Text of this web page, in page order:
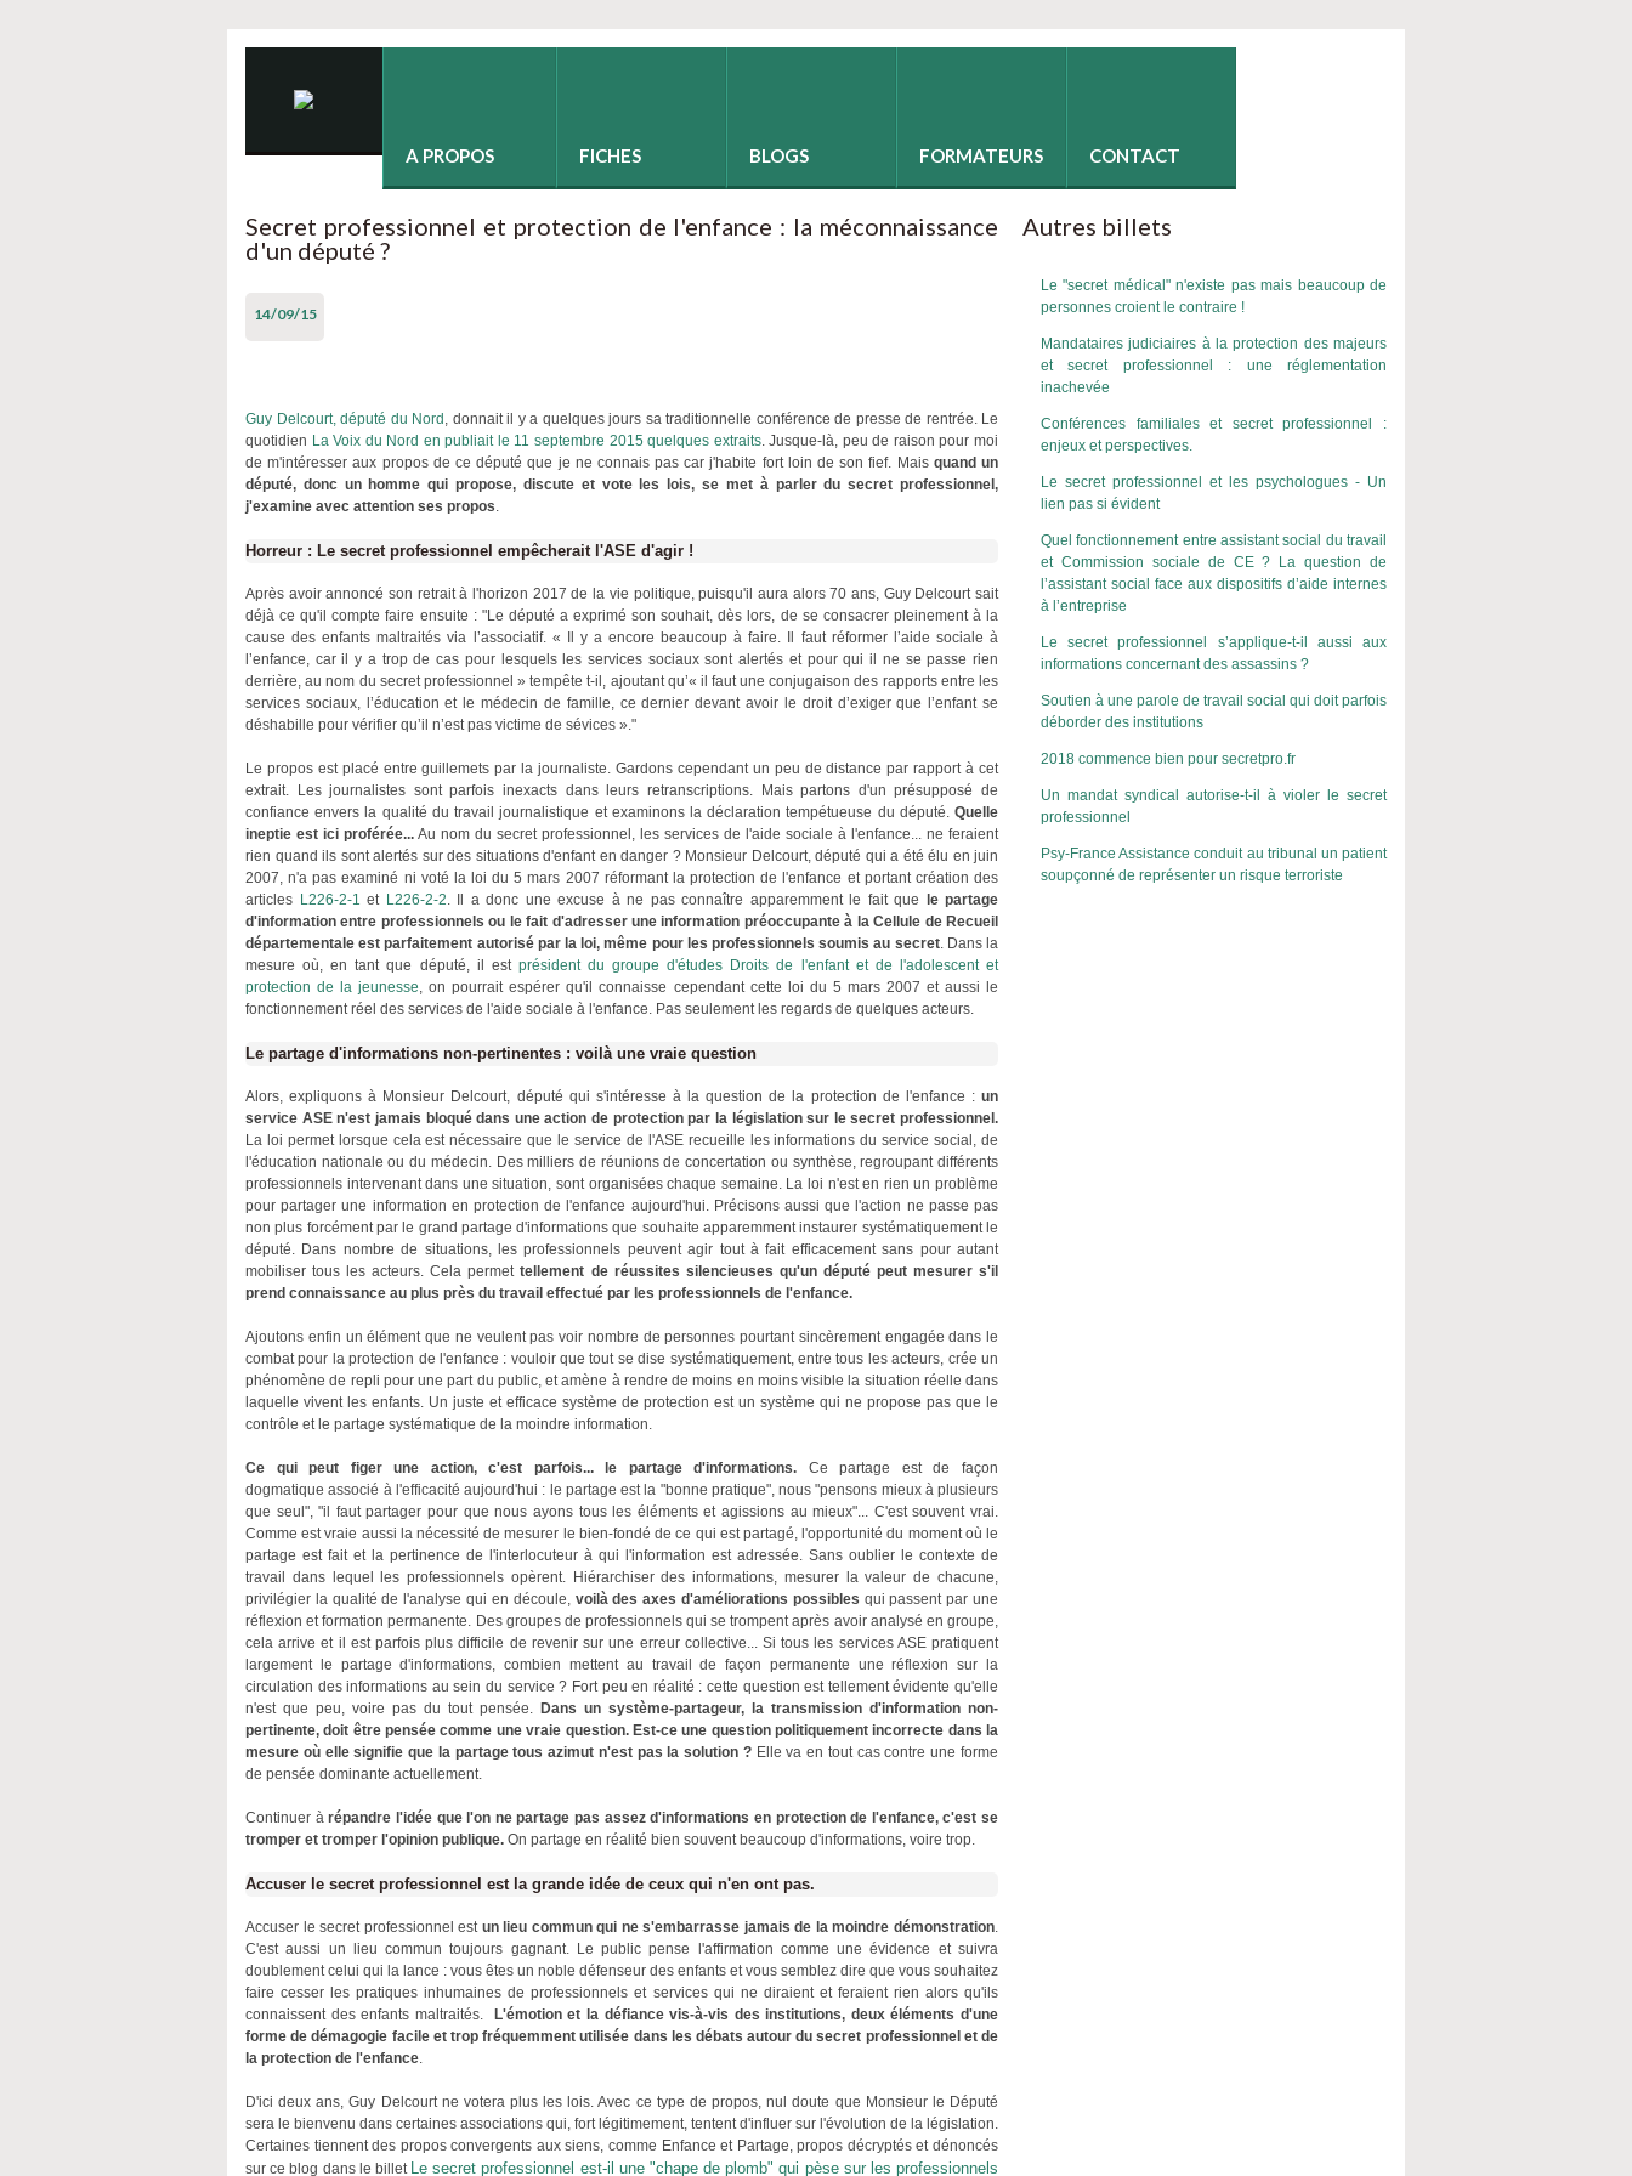
A PROPOS FICHES BLOGS FORMATEURS CONTACT
Secret professionnel et protection de l'enfance : la méconnaissance
d'un député ?
14/09/15
Guy Delcourt, député du Nord , donnait il y a quelques jours sa traditionnelle conférence de presse de rentrée. Le
quotidien La Voix du Nord en publiait le 11 septembre 2015 quelques extraits. Jusque-là, peu de raison pour moi
de m'intéresser aux propos de ce député que je ne connais pas car j'habite fort loin de son fief. Mais quand un
député, donc un homme qui propose, discute et vote les lois, se met à parler du secret professionnel,
j'examine avec attention ses propos.
Horreur : Le secret professionnel empêcherait l'ASE d'agir !
Après avoir annoncé son retrait à l'horizon 2017 de la vie politique, puisqu'il aura alors 70 ans, Guy Delcourt sait
déjà ce qu'il compte faire ensuite : "Le député a exprimé son souhait, dès lors, de se consacrer pleinement à la
cause des enfants maltraités via l’associatif. « Il y a encore beaucoup à faire. Il faut réformer l’aide sociale à
l’enfance, car il y a trop de cas pour lesquels les services sociaux sont alertés et pour qui il ne se passe rien
derrière, au nom du secret professionnel » tempête t-il, ajoutant qu’« il faut une conjugaison des rapports entre les
services sociaux, l’éducation et le médecin de famille, ce dernier devant avoir le droit d’exiger que l’enfant se
déshabille pour vérifier qu’il n’est pas victime de sévices »."
Le propos est placé entre guillemets par la journaliste. Gardons cependant un peu de distance par rapport à cet
extrait. Les journalistes sont parfois inexacts dans leurs retranscriptions. Mais partons d'un présupposé de
confiance envers la qualité du travail journalistique et examinons la déclaration tempétueuse du député. Quelle
ineptie est ici proférée... Au nom du secret professionnel, les services de l'aide sociale à l'enfance... ne feraient
rien quand ils sont alertés sur des situations d'enfant en danger ? Monsieur Delcourt, député qui a été élu en juin
2007, n'a pas examiné ni voté la loi du 5 mars 2007 réformant la protection de l'enfance et portant création des
articles L226-2-1 et L226-2-2. Il a donc une excuse à ne pas connaître apparemment le fait que
le partage
d'information entre professionnels ou le fait d'adresser une information préoccupante à la Cellule de Recueil
départementale est parfaitement autorisé par la loi, même pour les professionnels soumis au secret. Dans la
mesure où, en tant que député, il est président du groupe d'études Droits de l'enfant et de l'adolescent et
protection de la jeunesse, on pourrait espérer qu'il connaisse cependant cette loi du 5 mars 2007 et aussi le
fonctionnement réel des services de l'aide sociale à l'enfance. Pas seulement les regards de quelques acteurs.
Le partage d'informations non-pertinentes : voilà une vraie question
Alors, expliquons à Monsieur Delcourt, député qui s'intéresse à la question de la protection de l'enfance : un
service ASE n'est jamais bloqué dans une action de protection par la législation sur le secret professionnel.
La loi permet lorsque cela est nécessaire que le service de l'ASE recueille les informations du service social, de
l'éducation nationale ou du médecin. Des milliers de réunions de concertation ou synthèse, regroupant différents
professionnels intervenant dans une situation, sont organisées chaque semaine. La loi n'est en rien un problème
pour partager une information en protection de l'enfance aujourd'hui. Précisons aussi que l'action ne passe pas
non plus forcément par le grand partage d'informations que souhaite apparemment instaurer systématiquement le
député. Dans nombre de situations, les professionnels peuvent agir tout à fait efficacement sans pour autant
mobiliser tous les acteurs. Cela permettellement de réussites silencieuses qu'un député peut mesurer s'il
prend connaissance au plus près du travail effectué par les professionnels de l'enfance.
Ajoutons enfin un élément que ne veulent pas voir nombre de personnes pourtant sincèrement engagée dans le
combat pour la protection de l'enfance : vouloir que tout se dise systématiquement, entre tous les acteurs, crée un
phénomène de repli pour une part du public, et amène à rendre de moins en moins visible la situation réelle dans
laquelle vivent les enfants. Un juste et efficace système de protection est un système qui ne propose pas que le
contrôle et le partage systématique de la moindre information.
Ce qui peut figer une action, c'est parfois... le partage d'informations. Ce partage est de façon
dogmatique associé à l'efficacité aujourd'hui : le partage est la "bonne pratique", nous "pensons mieux à plusieurs
que seul", "il faut partager pour que nous ayons tous les éléments et agissions au mieux"... C'est souvent vrai.
Comme est vraie aussi la nécessité de mesurer le bien-fondé de ce qui est partagé, l'opportunité du moment où le
partage est fait et la pertinence de l'interlocuteur à qui l'information est adressée. Sans oublier le contexte de
travail dans lequel les professionnels opèrent. Hiérarchiser des informations, mesurer la valeur de chacune,
privilégier la qualité de l'analyse qui en découle, voilà des axes d'améliorations possibles qui passent par une
réflexion et formation permanente. Des groupes de professionnels qui se trompent après avoir analysé en groupe,
cela arrive et il est parfois plus difficile de revenir sur une erreur collective... Si tous les services ASE pratiquent
largement le partage d'informations, combien mettent au travail de façon permanente une réflexion sur la
circulation des informations au sein du service ? Fort peu en réalité : cette question est tellement évidente qu'elle
n'est que peu, voire pas du tout pensée. Dans un système-partageur, la transmission d'information non-
pertinente, doit être pensée comme une vraie question. Est-ce une question politiquement incorrecte dans la
mesure où elle signifie que la partage tous azimut n'est pas la solution ?Elle va en tout cas contre une forme
de pensée dominante actuellement.
Continuer àrépandre l'idée que l'on ne partage pas assez d'informations en protection de l'enfance, c'est se
tromper et tromper l'opinion publique. On partage en réalité bien souvent beaucoup d'informations, voire trop.
Accuser le secret professionnel est la grande idée de ceux qui n'en ont pas.
Accuser le secret professionnel est un lieu commun qui ne s'embarrasse jamais de la moindre démonstration.
C'est aussi un lieu commun toujours gagnant. Le public pense l'affirmation comme une évidence et suivra
doublement celui qui la lance : vous êtes un noble défenseur des enfants et vous semblez dire que vous souhaitez
faire cesser les pratiques inhumaines de professionnels et services qui ne diraient et feraient rien alors qu'ils
connaissent des enfants maltraités.
L'émotion et la défiance vis-à-vis des institutions, deux éléments d'une
forme de démagogie facile et trop fréquemment utilisée dans les débats autour du secret professionnel et de
la protection de l'enfance.
D'ici deux ans, Guy Delcourt ne votera plus les lois. Avec ce type de propos, nul doute que Monsieur le Député
sera le bienvenu dans certaines associations qui, fort légitimement, tentent d'influer sur l'évolution de la législation.
Certaines tiennent des propos convergents aux siens, comme Enfance et Partage, propos décryptés et dénoncés
sur ce blog dans le billet Le secret professionnel est-il une "chape de plomb" qui pèse sur les professionnels
Autres billets
Le "secret médical" n'existe pas mais beaucoup de
personnes croient le contraire !
Mandataires judiciaires à la protection des majeurs
et secret professionnel : une réglementation
inachevée
Conférences familiales et secret professionnel :
enjeux et perspectives.
Le secret professionnel et les psychologues - Un
lien pas si évident
Quel fonctionnement entre assistant social du travail
et Commission sociale de CE ? La question de
l’assistant social face aux dispositifs d’aide internes
à l’entreprise
Le secret professionnel s’applique-t-il aussi aux
informations concernant des assassins ?
Soutien à une parole de travail social qui doit parfois
déborder des institutions
2018 commence bien pour secretpro.fr
Un mandat syndical autorise-t-il à violer le secret
professionnel
Psy-France Assistance conduit au tribunal un patient
soupçonné de représenter un risque terroriste